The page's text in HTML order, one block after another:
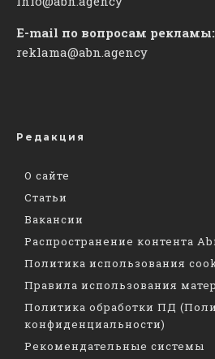
E-mail по вопросам рекламы:
reklama@abn.agency
Редакция
О сайте
Статьи
Вакансии
Распространение контента
Политика использования
Правила использования
Политика обработки ПД
конфиденциальности)
Рекомендательные системы